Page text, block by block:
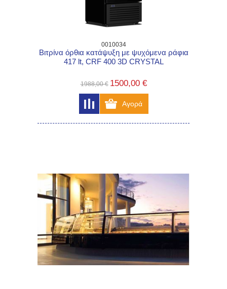
0010034
Βιτρίνα όρθια κατάψυξη με ψυχόμενα ράφια
417 lt, CRF 400 3D CRYSTAL
1988,00 € 1500,00 €